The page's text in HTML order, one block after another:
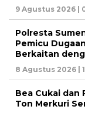
9 Agustus 2026 |
Polresta
Pemicu
Berkaitan
8 Agustus 2026 |
Bea Cukai dan
Ton Merkuri